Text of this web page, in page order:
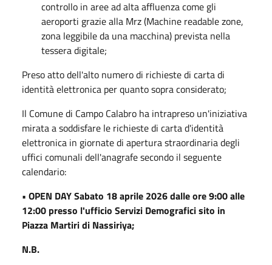
controllo in aree ad alta affluenza come gli
aeroporti grazie alla Mrz (Machine readable zone,
zona leggibile da una macchina) prevista nella
tessera digitale;
Preso atto dell'alto numero di richieste di carta di
identità elettronica per quanto sopra considerato;
Il Comune di Campo Calabro ha intrapreso un'iniziativa
mirata a soddisfare le richieste di carta d'identità
elettronica in giornate di apertura straordinaria degli
uffici comunali dell'anagrafe secondo il seguente
calendario:
• OPEN DAY Sabato 18 aprile 2026 dalle ore 9:00 alle
12:00 presso l'ufficio Servizi Demografici sito in
Piazza Martiri di Nassiriya;
N.B.